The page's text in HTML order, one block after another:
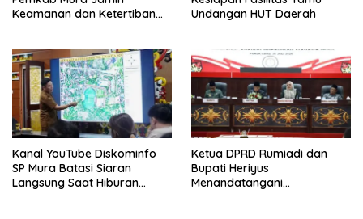
Keamanan dan Ketertiban
Undangan HUT Daerah
Kanal YouTube Diskominfo
SP Mura Batasi Siaran
Langsung Saat Hiburan
Ketua DPRD Rumiadi dan
Bupati Heriyus
Menandatangani